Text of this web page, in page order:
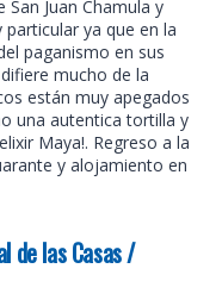
Juan Chamula y
ya que en la
paganismo en sus
mucho de la
están muy apegados
una autentica tortilla y
Maya!. Regreso a la
y alojamiento en
de las Casas /